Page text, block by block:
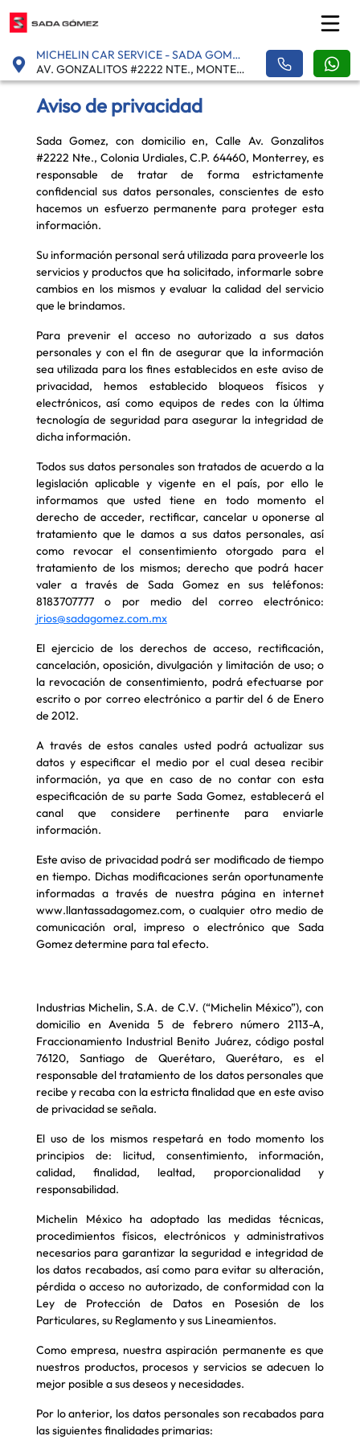
MICHELIN CAR SERVICE - SADA GOMEZ - GONZALITOS
AV. GONZALITOS #2222 NTE., MONTERREY, URDIALES - 64460
Aviso de privacidad
Sada Gomez, con domicilio en, Calle Av. Gonzalitos
#2222 Nte., Colonia Urdiales, C.P. 64460, Monterrey, es
responsable de tratar de forma estrictamente
confidencial sus datos personales, conscientes de esto
hacemos un esfuerzo permanente para proteger esta
información.
Su información personal será utilizada para proveerle los
servicios y productos que ha solicitado, informarle sobre
cambios en los mismos y evaluar la calidad del servicio
que le brindamos.
Para prevenir el acceso no autorizado a sus datos
personales y con el fin de asegurar que la información
sea utilizada para los fines establecidos en este aviso de
privacidad, hemos establecido bloqueos físicos y
electrónicos, así como equipos de redes con la última
tecnología de seguridad para asegurar la integridad de
dicha información.
Todos sus datos personales son tratados de acuerdo a la
legislación aplicable y vigente en el país, por ello le
informamos que usted tiene en todo momento el
derecho de acceder, rectificar, cancelar u oponerse al
tratamiento que le damos a sus datos personales, así
como revocar el consentimiento otorgado para el
tratamiento de los mismos; derecho que podrá hacer
valer a través de Sada Gomez en sus teléfonos:
8183707777 o por medio del correo electrónico:
jrios@sadagomez.com.mx
El ejercicio de los derechos de acceso, rectificación,
cancelación, oposición, divulgación y limitación de uso; o
la revocación de consentimiento, podrá efectuarse por
escrito o por correo electrónico a partir del 6 de Enero
de 2012.
A través de estos canales usted podrá actualizar sus
datos y especificar el medio por el cual desea recibir
información, ya que en caso de no contar con esta
especificación de su parte Sada Gomez, establecerá el
canal que considere pertinente para enviarle
información.
Este aviso de privacidad podrá ser modificado de tiempo
en tiempo. Dichas modificaciones serán oportunamente
informadas a través de nuestra página en internet
www.llantassadagomez.com, o cualquier otro medio de
comunicación oral, impreso o electrónico que Sada
Gomez determine para tal efecto.
Industrias Michelin, S.A. de C.V. (“Michelin México”), con
domicilio en Avenida 5 de febrero número 2113-A,
Fraccionamiento Industrial Benito Juárez, código postal
76120, Santiago de Querétaro, Querétaro, es el
responsable del tratamiento de los datos personales que
recibe y recaba con la estricta finalidad que en este aviso
de privacidad se señala.
El uso de los mismos respetará en todo momento los
principios de: licitud, consentimiento, información,
calidad, finalidad, lealtad, proporcionalidad y
responsabilidad.
Michelin México ha adoptado las medidas técnicas,
procedimientos físicos, electrónicos y administrativos
necesarios para garantizar la seguridad e integridad de
los datos recabados, así como para evitar su alteración,
pérdida o acceso no autorizado, de conformidad con la
Ley de Protección de Datos en Posesión de los
Particulares, su Reglamento y sus Lineamientos.
Como empresa, nuestra aspiración permanente es que
nuestros productos, procesos y servicios se adecuen lo
mejor posible a sus deseos y necesidades.
Por lo anterior, los datos personales son recabados para
las siguientes finalidades primarias: